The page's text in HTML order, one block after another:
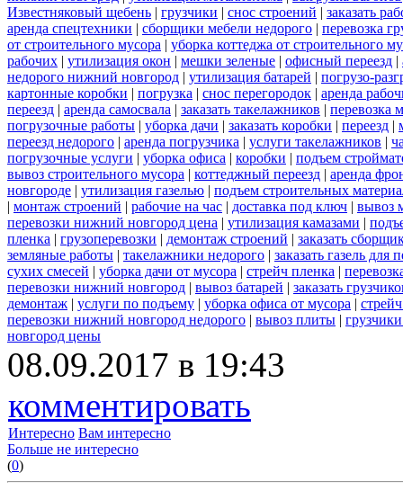
Известняковый щебень | грузчики | снос строений | заказать
аренда спецтехники | сборщики мебели недорого | перевозка
от строительного мусора | уборка коттеджа от строительного
рабочих | утилизация окон | мешки зеленые | офисный переезд |
недорого нижний новгород | утилизация батарей | погрузо-
картонные коробки | погрузка | снос перегородок | аренда
переезд | аренда самосвала | заказать такелажников | перевозка
погрузочные работы | уборка дачи | заказать коробки | переезд |
переезд недорого | аренда погрузчика | услуги такелажников |
погрузочные услуги | уборка офиса | коробки | подъем
вывоз строительного мусора | коттеджный переезд | аренда
новгороде | утилизация газелью | подъем строительных
| монтаж строений | рабочие на час | доставка под ключ | вывоз
перевозки нижний новгород цена | утилизация камазами |
пленка | грузоперевозки | демонтаж строений | заказать
земляные работы | такелажники недорого | заказать газель
сухих смесей | уборка дачи от мусора | стрейч пленка |
перевозки нижний новгород | вывоз батарей | заказать
демонтаж | услуги по подъему | уборка офиса от мусора |
перевозки нижний новгород недорого | вывоз плиты |
новгород цены
08.09.2017 в 19:43
комментировать
Интересно Вам интересно
Больше не интересно
(0)